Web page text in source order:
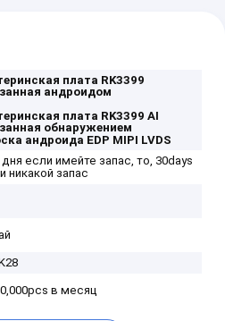
плата RK3399
андроидом
плата RK3399 AI
обнаружением
андроида EDP MIPI LVDS
дня если имейте запас, то, 30days
никакой запас
в месяц